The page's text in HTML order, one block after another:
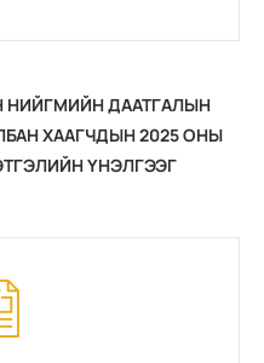
НИЙГМИЙН ДААТГАЛЫН
ХААГЧДЫН 2025 ОНЫ
ҮНЭЛГЭЭГ